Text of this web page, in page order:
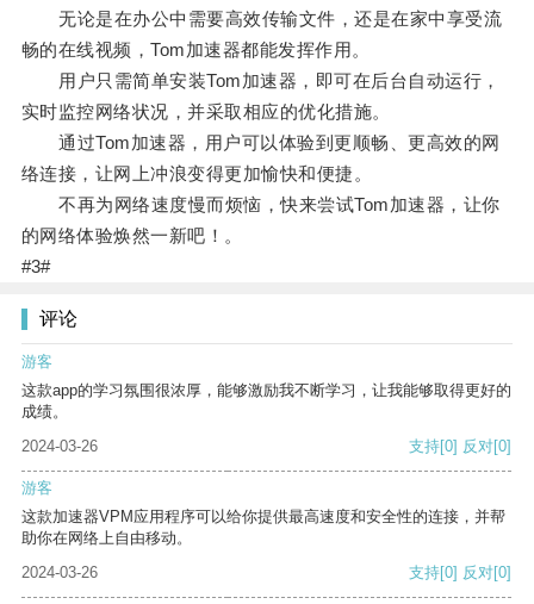
无论是在办公中需要高效传输文件，还是在家中享受流
畅的在线视频，Tom加速器都能发挥作用。
用户只需简单安装Tom加速器，即可在后台自动运行，
实时监控网络状况，并采取相应的优化措施。
通过Tom加速器，用户可以体验到更顺畅、更高效的网
络连接，让网上冲浪变得更加愉快和便捷。
不再为网络速度慢而烦恼，快来尝试Tom加速器，让你
的网络体验焕然一新吧！。
#3#
评论
游客
这款app的学习氛围很浓厚，能够激励我不断学习，让我能够取得更好的
成绩。
2024-03-26
支持[0] 反对[0]
游客
这款加速器VPM应用程序可以给你提供最高速度和安全性的连接，并帮
助你在网络上自由移动。
2024-03-26
支持[0] 反对[0]